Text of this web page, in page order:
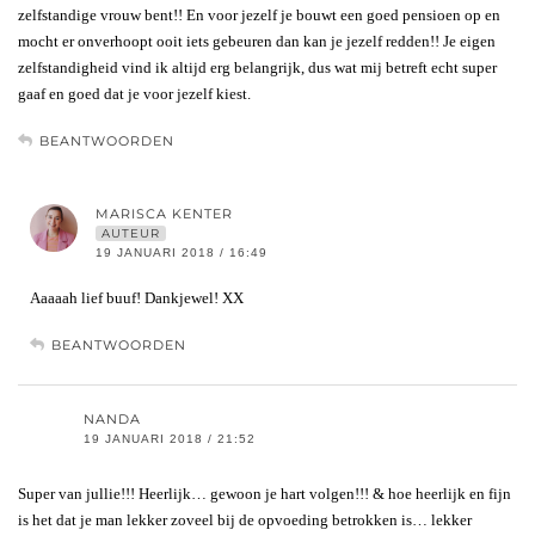
zelfstandige vrouw bent!! En voor jezelf je bouwt een goed pensioen op en
mocht er onverhoopt ooit iets gebeuren dan kan je jezelf redden!! Je eigen
zelfstandigheid vind ik altijd erg belangrijk, dus wat mij betreft echt super
gaaf en goed dat je voor jezelf kiest.
BEANTWOORDEN
MARISCA KENTER
AUTEUR
19 JANUARI 2018 / 16:49
Aaaaah lief buuf! Dankjewel! XX
BEANTWOORDEN
NANDA
19 JANUARI 2018 / 21:52
Super van jullie!!! Heerlijk… gewoon je hart volgen!!! & hoe heerlijk en fijn
is het dat je man lekker zoveel bij de opvoeding betrokken is… lekker